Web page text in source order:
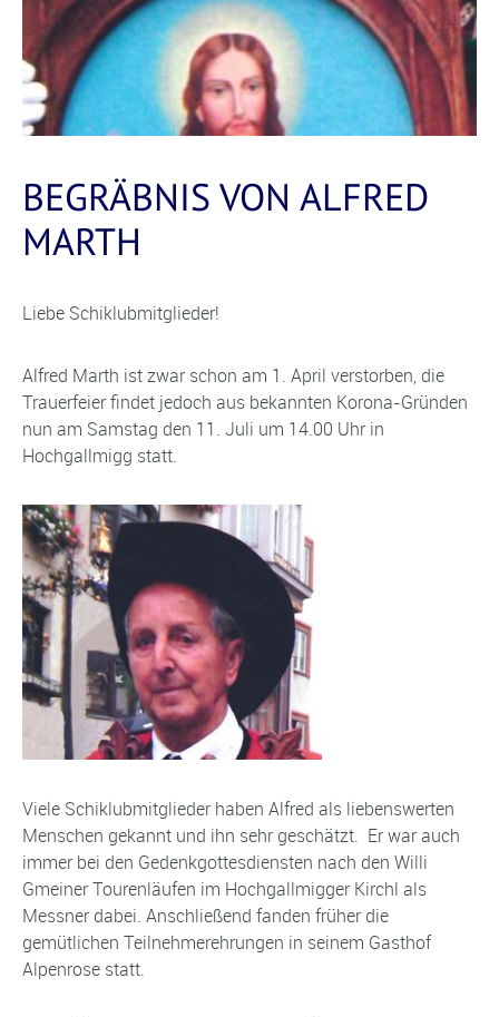
BEGRÄBNIS VON ALFRED
MARTH
Liebe Schiklubmitglieder!
Alfred Marth ist zwar schon am 1. April verstorben, die
Trauerfeier findet jedoch aus bekannten Korona-Gründen
nun am Samstag den 11. Juli um 14.00 Uhr in
Hochgallmigg statt.
Viele Schiklubmitglieder haben Alfred als liebenswerten
Menschen gekannt und ihn sehr geschätzt. Er war auch
immer bei den Gedenkgottesdiensten nach den Willi
Gmeiner Tourenläufen im Hochgallmigger Kirchl als
Messner dabei. Anschließend fanden früher die
gemütlichen Teilnehmerehrungen in seinem Gasthof
Alpenrose statt.